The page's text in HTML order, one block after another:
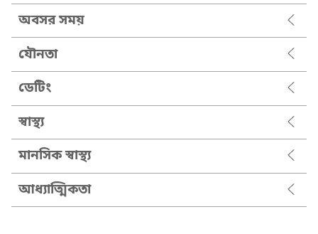
অবসর সময়
যৌনতা
ডেটিং
স্বাস্থ্য
মানসিক স্বাস্থ্য
আধ্যাত্মিকতা